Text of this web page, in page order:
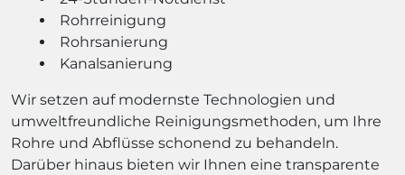
Rohrreinigung
Rohrsanierung
Kanalsanierung
Wir setzen auf modernste Technologien und
umweltfreundliche Reinigungsmethoden, um Ihre
Rohre und Abflüsse schonend zu behandeln.
Darüber hinaus bieten wir Ihnen eine transparente